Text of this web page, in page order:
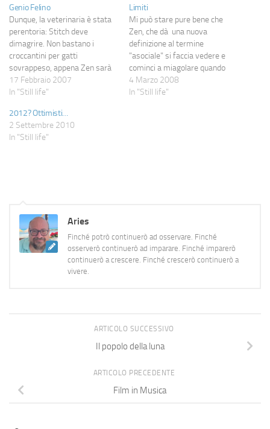
Genio Felino
Dunque, la veterinaria è stata
perentoria: Stitch deve
dimagrire. Non bastano i
croccantini per gatti
sovrappeso, appena Zen sarà
grande a sufficienza da non
essere penalizzato dalla cosa,
Obesity. A parte la tristezza
della cosa in sé, ci è pure
arrivato il consiglio su come
17 Febbraio 2007
In "Still life"
Limiti
Mi può stare pure bene che
Zen, che dà una nuova
definizione al termine
"asociale" si faccia vedere e
cominci a miagolare quando
più gli fa comodo: è un felino, è
normale. Accetto pure che
4 Marzo 2008
In "Still life"
2012? Ottimisti…
2 Settembre 2010
In "Still life"
Aries
Finché potrò continuerò ad osservare. Finché
osserverò continuerò ad imparare. Finché imparerò
continuerò a crescere. Finché crescerò continuerò a
vivere.
ARTICOLO SUCCESSIVO
Il popolo della luna
ARTICOLO PRECEDENTE
Film in Musica